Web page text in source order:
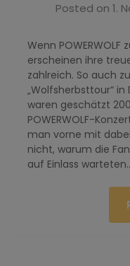
Posted on 1.
Wenn POWERWOLF
erscheinen ihre
zahlreich. So auch
„Wolfsherbsttour“ in
waren geschätzt
POWERWOLF-
man vorne mit
nicht, warum die
auf Einlass